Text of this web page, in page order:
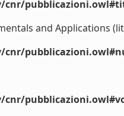
and Applications